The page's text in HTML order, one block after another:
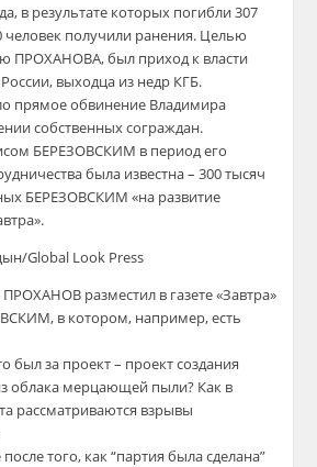
в результате которых погибли 307
человек получили ранения. Целью
ПРОХАНОВА, был приход к власти
выходца из недр КГБ.
прямое обвинение Владимира
собственных сограждан.
БЕРЕЗОВСКИМ в период его
была известна – 300 тысяч
БЕРЕЗОВСКИМ «на развитие
Global Look Press
ПРОХАНОВ разместил в газете «Завтра»
в котором, например, есть
был за проект – проект создания
облака мерцающей пыли? Как в
рассматриваются взрывы
того, как “партия была сделана”